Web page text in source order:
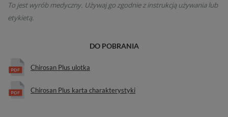
To jest wyrób medyczny. Używaj go zgodnie z instrukcją używania lub
etykietą.
DO POBRANIA
Chirosan Plus ulotka
Chirosan Plus karta charakterystyki